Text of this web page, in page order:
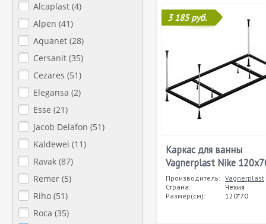
Alcaplast (4)
Alpen (41)
Aquanet (28)
Cersanit (35)
Cezares (51)
Elegansa (2)
Esse (21)
Jacob Delafon (51)
Kaldewei (11)
Ravak (87)
Remer (5)
Riho (51)
Roca (35)
3 185 руб.
Каркас для ванны
Vagnerplast Nike
Производитель: Vagnerplast
Страна:
Чехия
Размер(см):
120*70